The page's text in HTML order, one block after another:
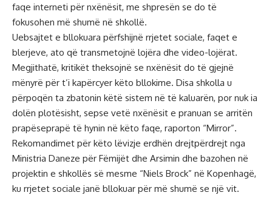
faqe interneti për nxënësit, me shpresën se do të
fokusohen më shumë në shkollë.
Uebsajtet e bllokuara përfshijnë rrjetet sociale, faqet e
blerjeve, ato që transmetojnë lojëra dhe video-lojërat.
Megjithatë, kritikët theksojnë se nxënësit do të gjejnë
mënyrë për t’i kapërcyer këto bllokime. Disa shkolla u
përpoqën ta zbatonin këtë sistem në të kaluarën, por nuk ia
dolën plotësisht, sepse vetë nxënësit e pranuan se arritën
prapëseprapë të hynin në këto faqe, raporton “Mirror”.
Rekomandimet për këto lëvizje erdhën drejtpërdrejt nga
Ministria Daneze për Fëmijët dhe Arsimin dhe bazohen në
projektin e shkollës së mesme “Niels Brock” në Kopenhagë,
ku rrjetet sociale janë bllokuar për më shumë se një vit.